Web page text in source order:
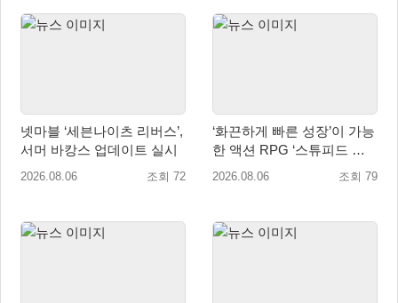
넷마블 ‘세븐나이츠 리버스’,
서머 바캉스 업데이트 실시
2026.08.06 조회 72
‘화끈하게 빠른 성장’이 가능
한 액션 RPG ‘스튜피드 네
버 다이즈’ 패키지판 예약판
2026.08.06 조회 79